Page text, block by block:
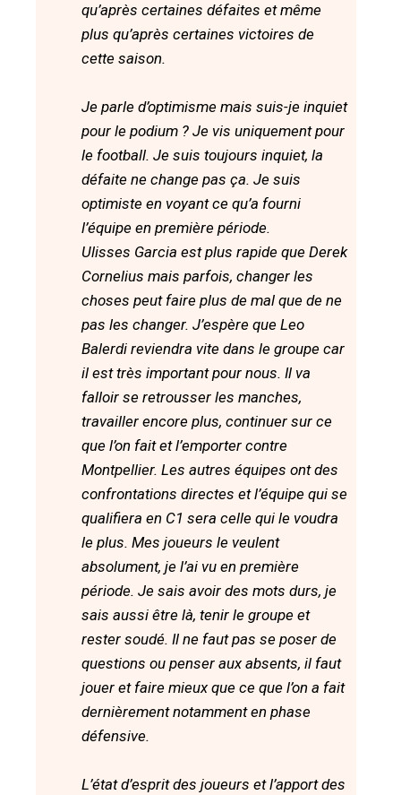
qu’après certaines défaites et même
plus qu’après certaines victoires de
cette saison.
Je parle d’optimisme mais suis-je inquiet
pour le podium ? Je vis uniquement pour
le football. Je suis toujours inquiet, la
défaite ne change pas ça. Je suis
optimiste en voyant ce qu’a fourni
l’équipe en première période.
Ulisses Garcia est plus rapide que Derek
Cornelius mais parfois, changer les
choses peut faire plus de mal que de ne
pas les changer. J’espère que Leo
Balerdi reviendra vite dans le groupe car
il est très important pour nous. Il va
falloir se retrousser les manches,
travailler encore plus, continuer sur ce
que l’on fait et l’emporter contre
Montpellier. Les autres équipes ont des
confrontations directes et l’équipe qui se
qualifiera en C1 sera celle qui le voudra
le plus. Mes joueurs le veulent
absolument, je l’ai vu en première
période. Je sais avoir des mots durs, je
sais aussi être là, tenir le groupe et
rester soudé. Il ne faut pas se poser de
questions ou penser aux absents, il faut
jouer et faire mieux que ce que l’on a fait
dernièrement notamment en phase
défensive.
L’état d’esprit des joueurs et l’apport des